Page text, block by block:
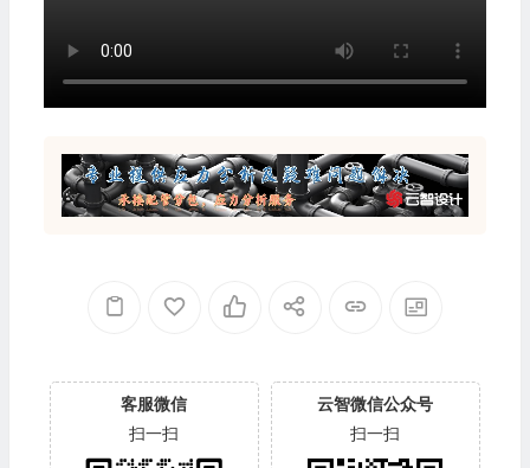
客服微信
扫一扫
云智微信公众号
扫一扫